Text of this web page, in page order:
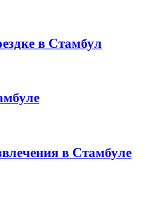
в Стамбул
в Стамбуле